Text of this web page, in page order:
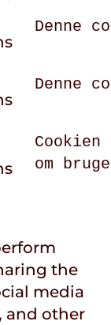
Denne
Denne
om
the
media
and other